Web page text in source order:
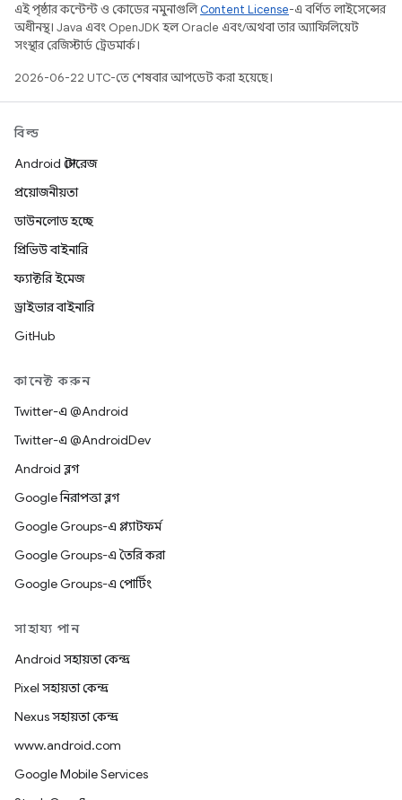
এই পৃষ্ঠার কন্টেন্ট ও কোডের নমুনাগুলিContent License-এ বর্ণিত লাইসেন্সের
অধীনস্থ। Java এবং OpenJDK হল Oracle এবং/অথবা তার অ্যাফিলিয়েট
সংস্থার রেজিস্টার্ড ট্রেডমার্ক।
2026-06-22 UTC-তে শেষবার আপডেট করা হয়েছে।
বিল্ড
Android স্টোরেজ
প্রয়োজনীয়তা
ডাউনলোড হচ্ছে
প্রিভিউ বাইনারি
ফ্যাক্টরি ইমেজ
ড্রাইভার বাইনারি
GitHub
কানেক্ট করুন
Twitter-এ @Android
Twitter-এ @AndroidDev
Android ব্লগ
Google নিরাপত্তা ব্লগ
Google Groups-এ প্ল্যাটফর্ম
Google Groups-এ তৈরি করা
Google Groups-এ পোর্টিং
সাহায্য পান
Android সহায়তা কেন্দ্র
Pixel সহায়তা কেন্দ্র
Nexus সহায়তা কেন্দ্র
www.android.com
Google Mobile Services